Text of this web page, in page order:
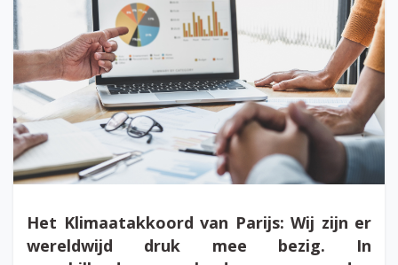
Het Klimaatakkoord van Parijs: Wij zijn er
wereldwijd druk mee bezig. In